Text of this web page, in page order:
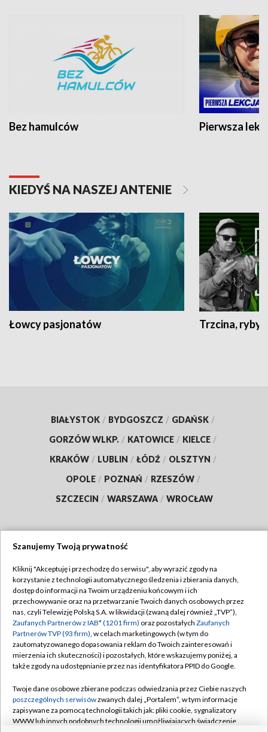
Bez hamulców Pierwsza
KIEDYŚ NA NASZEJ ANTENIE
Łowcy pasjonatów Trzcina, ryby
BIAŁYSTOK / BYDGOSZCZ / GDAŃSK /
GORZÓW WLKP. / KATOWICE / KIELCE /
KRAKÓW / LUBLIN / ŁÓDŹ / OLSZTYN /
OPOLE / POZNAŃ / RZESZÓW /
SZCZECIN / WARSZAWA / WROCŁAW
TVP
Abonament TVP
Emisja w TVP
Centrum informacji TVP
Naziemna Telewizja Cyfrowa
Rada Programowa
System NOS
Regulamin TVP
Polityka prywatności
Moje zgody
Pomoc
Kontakt
Szanujemy Twoją prywatność
Kliknij "Akceptuję i przechodzę do serwisu", aby wyrazić zgody na
korzystanie z technologii automatycznego śledzenia i zbierania danych,
dostęp do informacji na Twoim urządzeniu końcowym i ich
przechowywanie oraz na przetwarzanie Twoich danych osobowych przez
nas, czyli Telewizję Polską S.A. w likwidacji (zwaną dalej również „TVP”),
Zaufanych Partnerów z IAB* (1201 firm) oraz pozostałych Zaufanych
Partnerów TVP (93 firm), w celach marketingowych (w tym do
zautomatyzowanego dopasowania reklam do Twoich zainteresowań i
mierzenia ich skuteczności) i pozostałych, które wskazujemy poniżej, a
także zgody na udostępnianie przez nas identyfikatora PPID do Google.
Twoje dane osobowe zbierane podczas odwiedzania przez Ciebie naszych
poszczególnych serwisówzwanych dalej „Portalem”, w tym informacje
zapisywane za pomocą technologii takich jak: pliki cookie, sygnalizatory
WWW lub innych podobnych technologii umożliwiających świadczenie